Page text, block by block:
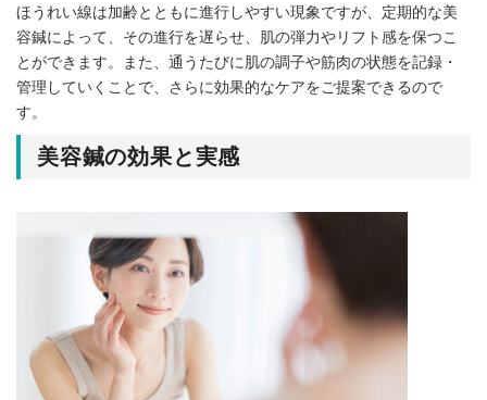
ほうれい線は加齢とともに進行しやすい現象ですが、定期的な美
容鍼によって、その進行を遅らせ、肌の弾力やリフト感を保つこ
とができます。また、通うたびに肌の調子や筋肉の状態を記録・
管理していくことで、さらに効果的なケアをご提案できるので
す。
美容鍼の効果と実感